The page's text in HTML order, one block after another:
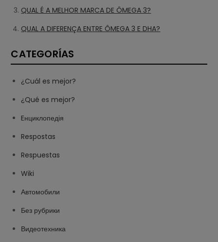
QUAL É A MELHOR MARCA DE ÔMEGA 3?
QUAL A DIFERENÇA ENTRE ÔMEGA 3 E DHA?
CATEGORÍAS
¿Cuál es mejor?
¿Qué es mejor?
Eнциклопедія
Respostas
Respuestas
Wiki
Автомобили
Без рубрики
Видеотехника